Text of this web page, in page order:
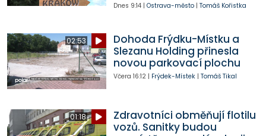
Dnes 9:14| Ostrava-město| Tomáš Kořistka
02:53
Dohoda Frýdku-Místku a
Slezanu Holding přinesla
novou parkovací plochu
Včera 16:12| Frýdek-Místek| Tomáš Tikal
01:18
Zdravotníci obměňují flotilu
vozů. Sanitky budou